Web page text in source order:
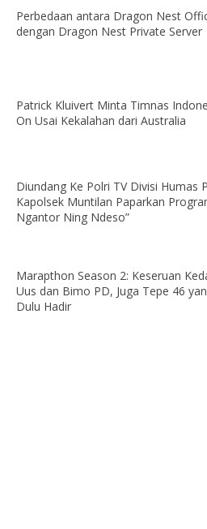
Perbedaan antara Dragon Nest
dengan Dragon Nest Private Server
Patrick Kluivert Minta Timnas
On Usai Kekalahan dari Australia
Diundang Ke Polri TV Divisi Humas
Kapolsek Muntilan Paparkan
Ngantor Ning Ndeso”
Marapthon Season 2: Keseruan
Uus dan Bimo PD, Juga Tepe 46
Dulu Hadir